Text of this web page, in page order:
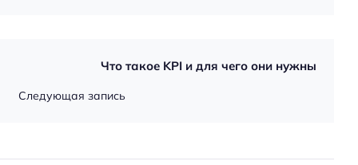
Что такое KPI и для чего они нужны
Следующая запись